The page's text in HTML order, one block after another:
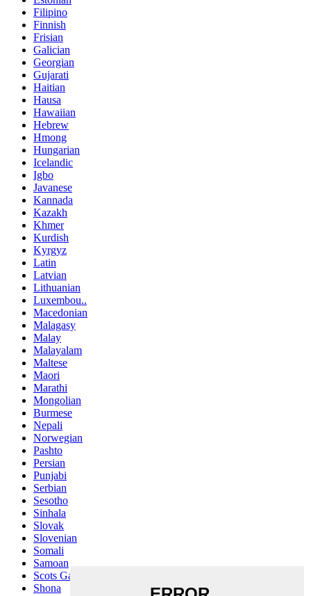
Filipino
Finnish
Frisian
Galician
Georgian
Gujarati
Haitian
Hausa
Hawaiian
Hebrew
Hmong
Hungarian
Icelandic
Igbo
Javanese
Kannada
Kazakh
Khmer
Kurdish
Kyrgyz
Latin
Latvian
Lithuanian
Luxembou..
Macedonian
Malagasy
Malay
Malayalam
Maltese
Maori
Marathi
Mongolian
Burmese
Nepali
Norwegian
Pashto
Persian
Punjabi
Serbian
Sesotho
Sinhala
Slovak
Slovenian
Somali
Samoan
Scots Gaelic
Shona